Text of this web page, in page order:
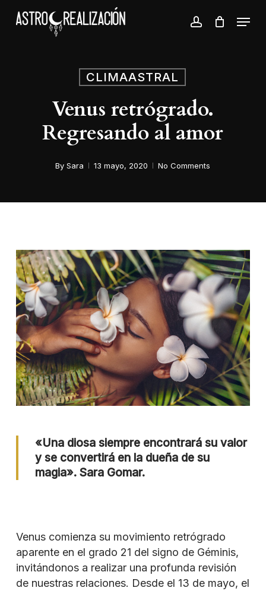
account
Menu
CLIMAASTRAL
Venus retrógrado.
Regresando al amor
By Sara 13 mayo, 2020 No Comments
«Una diosa siempre encontrará su valor
y se convertirá en la dueña de su
magia». Sara Gomar.
Venus comienza su movimiento retrógrado
aparente en el grado 21 del signo de Géminis,
invitándonos a realizar una profunda revisión
de nuestras relaciones. Desde el 13 de mayo, el